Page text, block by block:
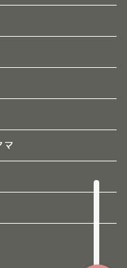
マ
マ集まれ！につ
ママのサークル